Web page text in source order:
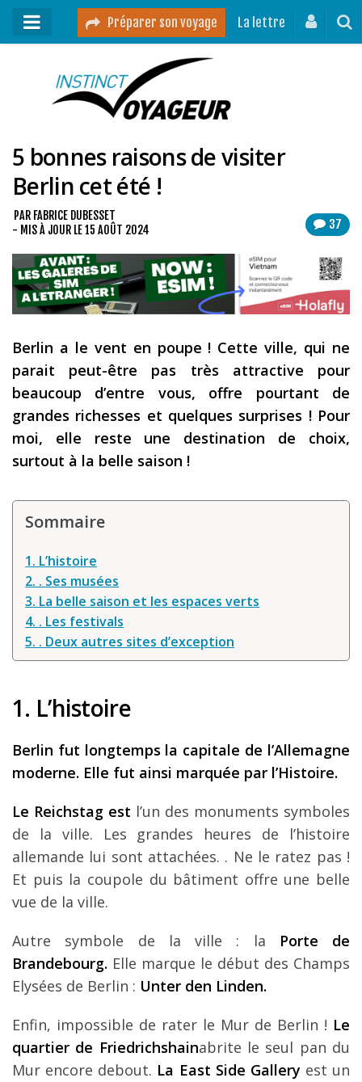
Préparer son voyage La lettre
Mon podcast
Destinations
Mes ressources pour voyager
Guides voyages
Contact
Mon journal de bord sur Instagram
Blog voyage
Les derniers articles
Podcast
Préparer son voyage
Réserver un vol !
Assurance voyage !
voyage !
Mes guides voyage
5 bonnes raisons de visiter
Berlin cet été !
37
PAR FABRICE DUBESSET
- MIS À JOUR LE15 AOÛT 2024
Berlin a le vent en poupe ! Cette ville, qui ne
parait peut-être pas très attractive pour
beaucoup d’entre vous, offre pourtant de
grandes richesses et quelques surprises ! Pour
moi, elle reste une destination de choix,
surtout à la belle saison !
Sommaire
1. L’histoire
2. . Ses musées
3. La belle saison et les espaces verts
4. . Les festivals
5. . Deux autres sites d’exception
1. L’histoire
Berlin fut longtemps la capitale de l’Allemagne
moderne. Elle fut ainsi marquée par l’Histoire.
Le Reichstag est l’un des monuments symboles
de la ville. Les grandes heures de l’histoire
allemande lui sont attachées. . Ne le ratez pas !
Et puis la coupole du bâtiment offre une belle
vue de la ville.
Autre symbole de la ville : la Porte de
Brandebourg. Elle marque le début des Champs
Elysées de Berlin : Unter den Linden.
Enfin, impossible de rater le Mur de Berlin ! Le
quartier de Friedrichshainabrite le seul pan du
Mur encore debout. La East Side Gallery est un